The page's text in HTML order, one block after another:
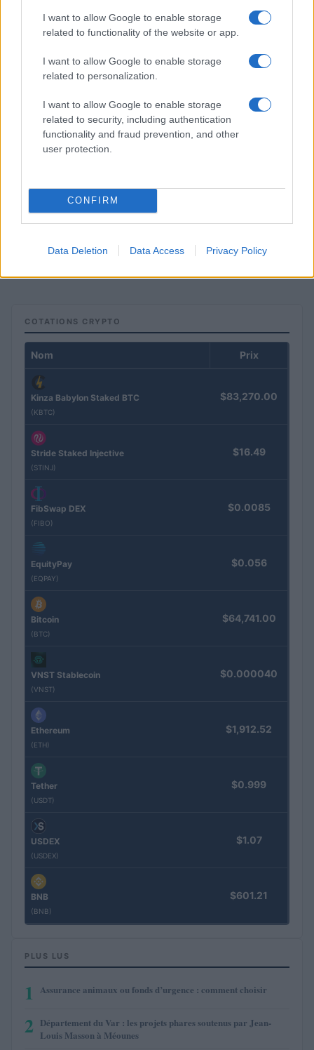
I want to allow Google to enable storage
related to functionality of the website or app.
I want to allow Google to enable storage
related to personalization.
I want to allow Google to enable storage
related to security, including authentication
functionality and fraud prevention, and other
user protection.
CONFIRM
Data Deletion Data Access Privacy Policy
COTATIONS CRYPTO
Nom Prix
Kinza Babylon Staked BTC
(KBTC)
$83,270.00
Stride Staked Injective
(STINJ)
$16.49
FibSwap DEX
(FIBO)
$0.0085
EquityPay
(EQPAY)
$0.056
Bitcoin
(BTC)
$64,741.00
VNST Stablecoin
(VNST)
$0.000040
Ethereum
(ETH)
$1,912.52
Tether
(USDT)
$0.999
USDEX
(USDEX)
$1.07
BNB
(BNB)
$601.21
PLUS LUS
1 Assurance animaux ou fonds d’urgence : comment choisir
2 Département du Var : les projets phares soutenus par Jean-
Louis Masson à Méounes